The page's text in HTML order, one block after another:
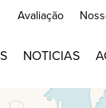
Avaliação
NOTICIAS